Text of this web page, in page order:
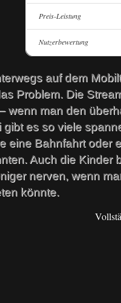
Preis-Leistung
Nutzerbewertung
auf dem
Problem. Die
wenn man den
es so viele
eine Bahnfahrt oder
Auch die Kinder
nerven, wenn
könnte.